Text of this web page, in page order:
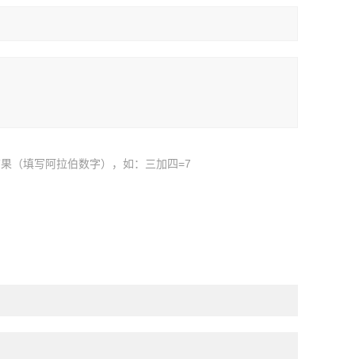
（填写阿拉伯数字），如：三加四=7